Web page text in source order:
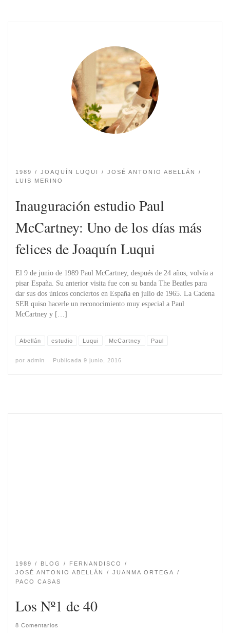
1989 JOAQUÍN LUQUI
JOSÉ ANTONIO ABELLÁN
LUIS MERINO
Inauguración estudio Paul
McCartney: Uno de los dí­as más
felices de Joaquí­n Luqui
El 9 de junio de 1989 Paul McCartney, después de 24 años, volvía a
pisar España. Su anterior visita fue con su banda The Beatles para
dar sus dos únicos conciertos en España en julio de 1965. La Cadena
SER quiso hacerle un reconocimiento muy especial a Paul
McCartney y […]
Abellán estudio Luqui McCartney Paul
por admin Publicada 9 junio, 2016
1989 BLOG
FERNANDISCO
JOSÉ ANTONIO ABELLÁN
JUANMA ORTEGA
PACO CASAS
Los Nº1 de 40
8 Comentarios